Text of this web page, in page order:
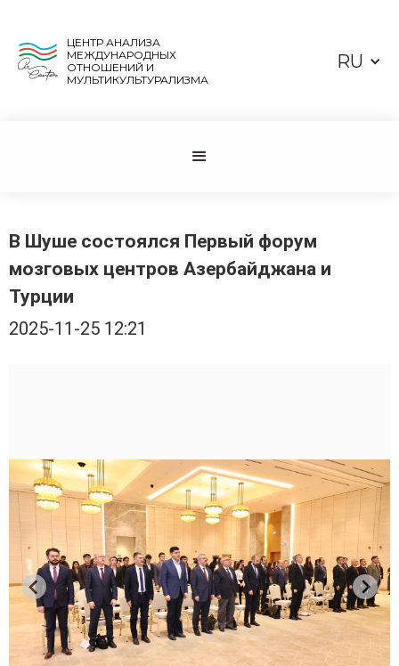
ЦЕНТР АНАЛИЗА
МЕЖДУНАРОДНЫХ
ОТНОШЕНИЙ И
МУЛЬТИКУЛЬТУРАЛИЗМА
RU
В Шуше состоялся Первый форум
мозговых центров Азербайджана и
Турции
2025-11-25 12:21